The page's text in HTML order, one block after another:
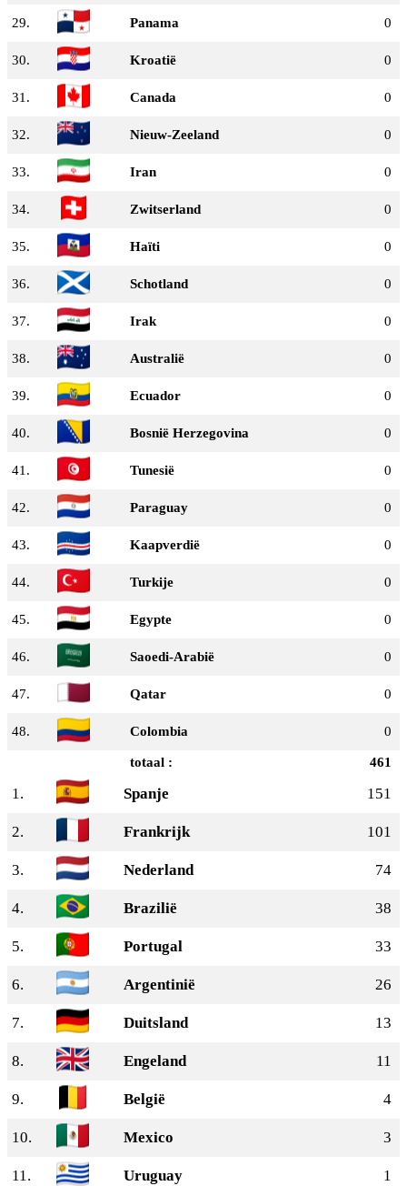
29. Panama 0
30. Kroatië 0
31. Canada 0
32. Nieuw-Zeeland 0
33. Iran 0
34. Zwitserland 0
35. Haïti 0
36. Schotland 0
37. Irak 0
38. Australië 0
39. Ecuador 0
40. Bosnië Herzegovina 0
41. Tunesië 0
42. Paraguay 0
43. Kaapverdië 0
44. Turkije 0
45. Egypte 0
46. Saoedi-Arabië 0
47. Qatar 0
48. Colombia 0
totaal : 461
1. Spanje 151
2. Frankrijk 101
3. Nederland 74
4. Brazilië 38
5. Portugal 33
6. Argentinië 26
7. Duitsland 13
8. Engeland 11
9. België 4
10. Mexico 3
11. Uruguay 1